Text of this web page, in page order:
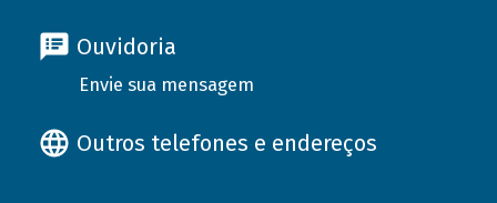
Ouvidoria
Envie sua mensagem
Outros telefones e endereços